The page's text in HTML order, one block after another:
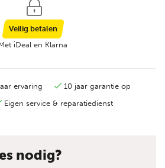
Veilig betalen
iDeal en Klarna
ervaring
10 jaar garantie op
Eigen service & reparatiedienst
nodig?